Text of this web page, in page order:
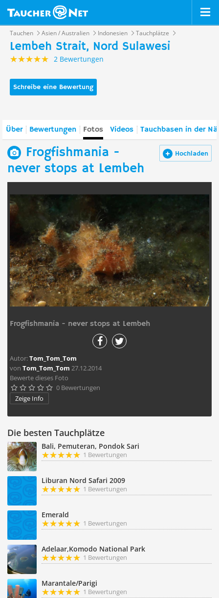
Tauchen Asien / Australien Indonesien Tauchplätze
Lembeh Strait, Nord Sulawesi
2 Bewertungen
Schreibe eine Bewertung
Über Bewertungen Fotos Videos Tauchbasen in der
Hochladen
Frogfishmania -
never stops at Lembeh
Frogfishmania - never stops at Lembeh
Autor:Tom_Tom_Tom
von Tom_Tom_Tom 27.12.2014
Bewerte dieses Foto
     0 Bewertungen
Zeige Info
Die besten Tauchplätze
Bali, Pemuteran, Pondok Sari
1 Bewertungen
Liburan Nord Safari 2009
1 Bewertungen
Emerald
1 Bewertungen
Adelaar,Komodo National Park
1 Bewertungen
Marantale/Parigi
1 Bewertungen